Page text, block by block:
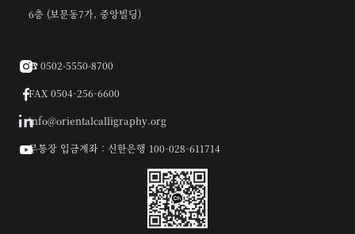
6층 (보문동7가, 중앙빌딩)
☎︎ 0502-5550-8700
FAX 0504-256-6600
info@orientalcalligraphy.org
무통장 입금계좌 : 신한은행 100-028-611714


